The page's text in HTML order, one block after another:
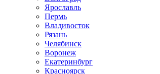
Ярославль
Пермь
Владивосток
Рязань
Челябинск
Воронеж
Екатеринбург
Красноярск